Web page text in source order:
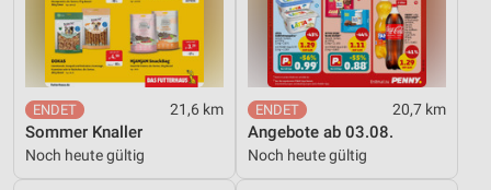
21,6 km
Sommer Knaller
Noch heute gültig
20,7 km
Angebote ab 03.08.
Noch heute gültig